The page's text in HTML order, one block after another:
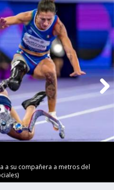
a su compañera a metros del